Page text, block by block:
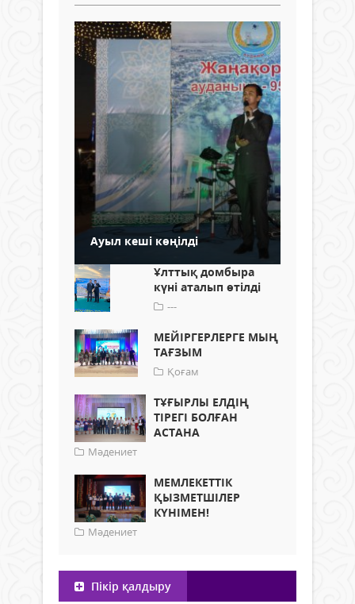
Ауыл кеші көңілді
Ұлттық домбыра
күні аталып өтілді
---
МЕЙІРГЕРЛЕРГЕ МЫҢ
ТАҒЗЫМ
Қоғам
ТҰҒЫРЛЫ ЕЛДІҢ
ТІРЕГІ БОЛҒАН
АСТАНА
Мәдениет
МЕМЛЕКЕТТІК
ҚЫЗМЕТШІЛЕР
КҮНІМЕН!
Мәдениет
Пікір қалдыру